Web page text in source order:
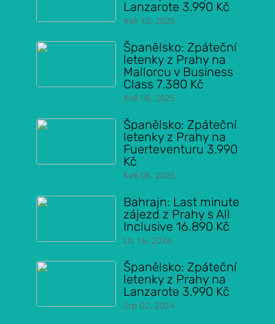
Lanzarote 3.990 Kč
Kvě 10, 2025
Španělsko: Zpáteční
letenky z Prahy na
Mallorcu v Business
Class 7.380 Kč
Kvě 08, 2025
Španělsko: Zpáteční
letenky z Prahy na
Fuerteventuru 3.990
Kč
Kvě 08, 2025
Bahrajn: Last minute
zájezd z Prahy s All
Inclusive 16.890 Kč
Lis 16, 2024
Španělsko: Zpáteční
letenky z Prahy na
Lanzarote 3.990 Kč
Srp 02, 2024